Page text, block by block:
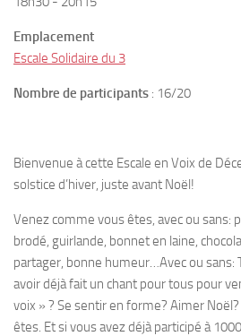
Emplacement
Escale Solidaire du 3
Nombre de participants : 16/20
Bienvenue à cette Escale en Voix de
solstice d’hiver, juste avant Noël!
Venez comme vous êtes, avec ou sans:
brodé, guirlande, bonnet en laine,
partager, bonne humeur…Avec ou
avoir déjà fait un chant pour tous pour
voix » ? Se sentir en forme? Aimer
êtes. Et si vous avez déjà participé à